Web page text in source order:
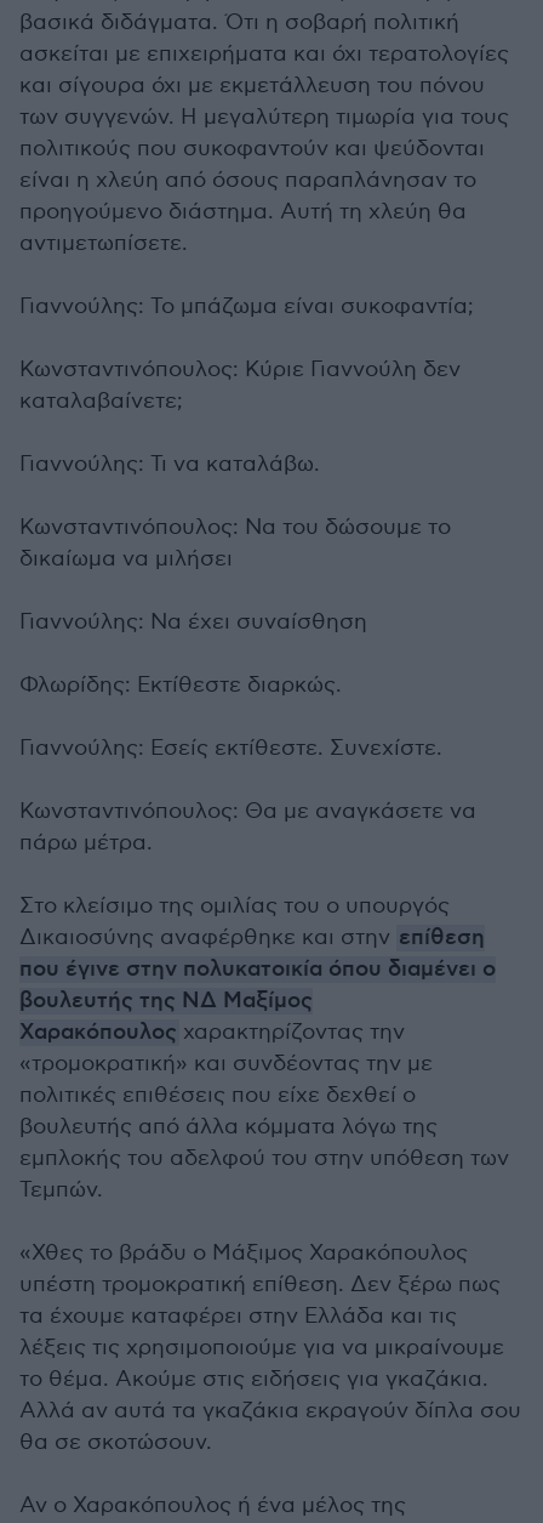
βασικά διδάγματα. Ότι η σοβαρή πολιτική
ασκείται με επιχειρήματα και όχι τερατολογίες
και σίγουρα όχι με εκμετάλλευση του πόνου
των συγγενών. Η μεγαλύτερη τιμωρία για τους
πολιτικούς που συκοφαντούν και ψεύδονται
είναι η χλεύη από όσους παραπλάνησαν το
προηγούμενο διάστημα. Αυτή τη χλεύη θα
αντιμετωπίσετε.
Γιαννούλης: Το μπάζωμα είναι συκοφαντία;
Κωνσταντινόπουλος: Κύριε Γιαννούλη δεν
καταλαβαίνετε;
Γιαννούλης: Τι να καταλάβω.
Κωνσταντινόπουλος: Να του δώσουμε το
δικαίωμα να μιλήσει
Γιαννούλης: Να έχει συναίσθηση
Φλωρίδης: Εκτίθεστε διαρκώς.
Γιαννούλης: Εσείς εκτίθεστε. Συνεχίστε.
Κωνσταντινόπουλος: Θα με αναγκάσετε να
πάρω μέτρα.
Στο κλείσιμο της ομιλίας του ο υπουργός
Δικαιοσύνης αναφέρθηκε και στην επίθεση
που έγινε στην πολυκατοικία όπου διαμένει ο
βουλευτής της ΝΔ Μαξίμος
Χαρακόπουλος χαρακτηρίζοντας την
«τρομοκρατική» και συνδέοντας την με
πολιτικές επιθέσεις που είχε δεχθεί ο
βουλευτής από άλλα κόμματα λόγω της
εμπλοκής του αδελφού του στην υπόθεση των
Τεμπών.
«Χθες το βράδυ ο Μάξιμος Χαρακόπουλος
υπέστη τρομοκρατική επίθεση. Δεν ξέρω πως
τα έχουμε καταφέρει στην Ελλάδα και τις
λέξεις τις χρησιμοποιούμε για να μικραίνουμε
το θέμα. Ακούμε στις ειδήσεις για γκαζάκια.
Αλλά αν αυτά τα γκαζάκια εκραγούν δίπλα σου
θα σε σκοτώσουν.
Αν ο Χαρακόπουλος ή ένα μέλος της